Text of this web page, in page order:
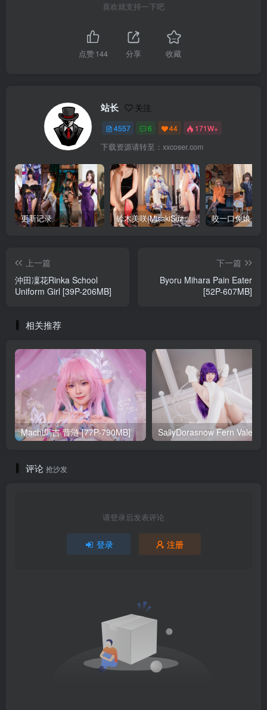
喜欢就支持一下吧
点赞144 分享 收藏
站长 关注
4557 6 44 171W+
下载资源请转至：xxcoser.com
更新记录 铃木美咲(MisakiSuzuki) 合集下载 咬一口兔娘 合
上一篇
沖田凜花Rinka School
Uniform Girl [39P-206MB]
下一篇
Byoru Mihara Pain Eater
[52P-607MB]
相关推荐
Machi馬吉 昔涟 [77P-790MB]
评论 抢沙发
请登录后发表评论
登录 注册